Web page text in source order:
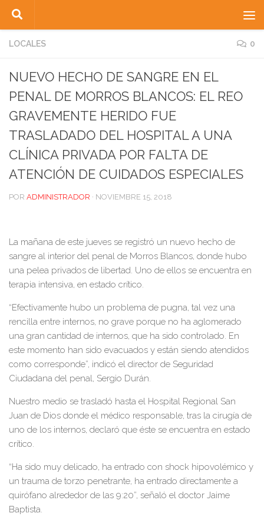
Saltar al contenido
LOCALES 0
NUEVO HECHO DE SANGRE EN EL
PENAL DE MORROS BLANCOS: EL REO
GRAVEMENTE HERIDO FUE
TRASLADADO DEL HOSPITAL A UNA
CLÍNICA PRIVADA POR FALTA DE
ATENCIÓN DE CUIDADOS ESPECIALES
POR ADMINISTRADOR · NOVIEMBRE 15, 2018
La mañana de este jueves se registró un nuevo hecho de
sangre al interior del penal de Morros Blancos, donde hubo
una pelea privados de libertad. Uno de ellos se encuentra en
terapia intensiva, en estado crítico.
“Efectivamente hubo un problema de pugna, tal vez una
rencilla entre internos, no grave porque no ha aglomerado
una gran cantidad de internos, que ha sido controlado. En
este momento han sido evacuados y están siendo atendidos
como corresponde”, indicó el director de Seguridad
Ciudadana del penal, Sergio Durán.
Nuestro medio se trasladó hasta el Hospital Regional San
Juan de Dios donde el médico responsable, tras la cirugía de
uno de los internos, declaró que éste se encuentra en estado
crítico.
“Ha sido muy delicado, ha entrado con shock hipovolémico y
un trauma de torzo penetrante, ha entrado directamente a
quirófano alrededor de las 9:20”, señaló el doctor Jaime
Baptista.